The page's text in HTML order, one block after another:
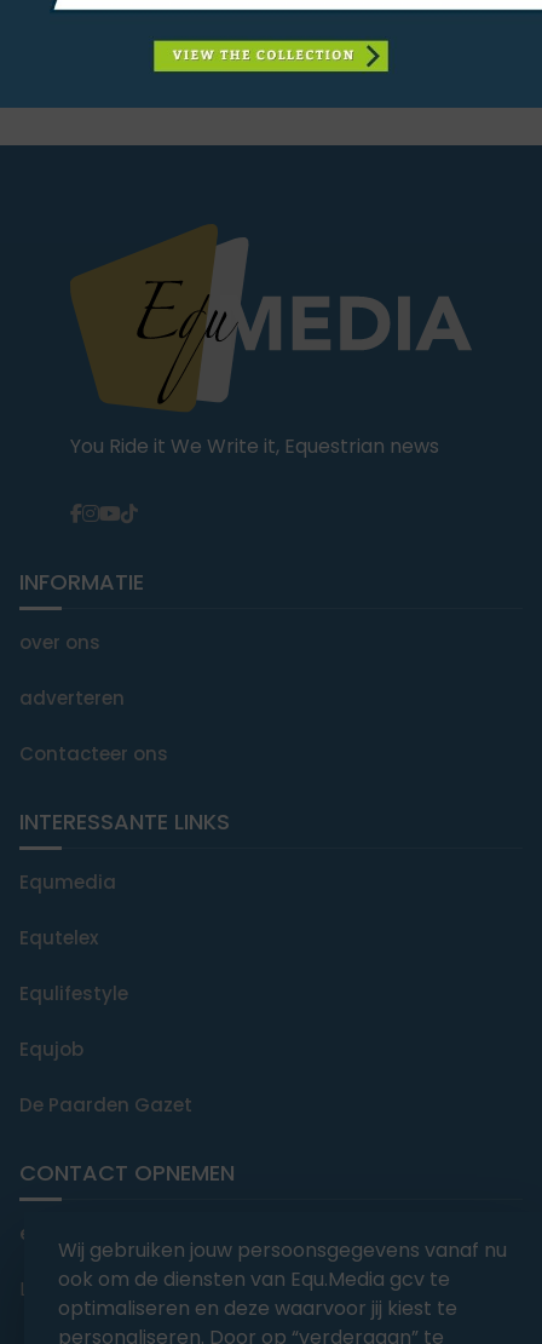
You Ride it We Write it, Equestrian news
INFORMATIE
over ons
adverteren
Contacteer ons
INTERESSANTE LINKS
Equmedia
Equtelex
Equlifestyle
Equjob
De Paarden Gazet
CONTACT OPNEMEN
editorial@equmedia.be
Langendamdreef 22 9880 Aalter België
Wij gebruiken jouw persoonsgegevens vanaf nu
ook om de diensten van Equ.Media gcv te
optimaliseren en deze waarvoor jij kiest te
personaliseren. Door op “verdergaan” te